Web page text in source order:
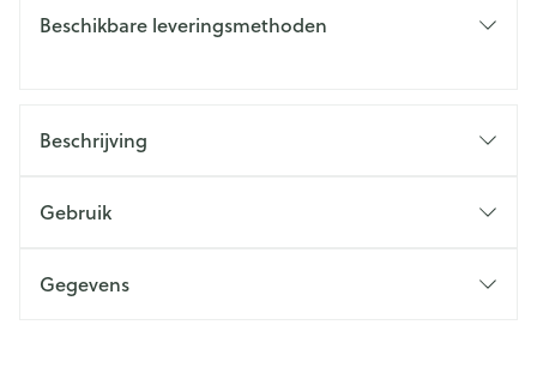
Beschikbare leveringsmethoden
Beschrijving
Gebruik
Gegevens